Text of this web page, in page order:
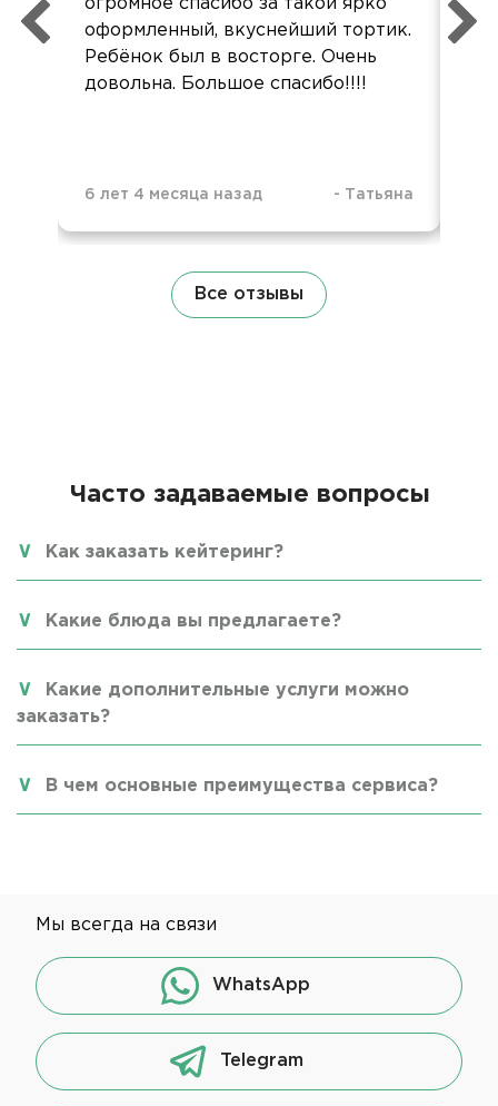
огромное спасибо за такой ярко
оформленный, вкуснейший тортик.
Ребёнок был в восторге. Очень
довольна. Большое спасибо!!!!
6 лет 4 месяца назад - Татьяна
Все отзывы
Часто задаваемые вопросы
Как заказать кейтеринг?
Какие блюда вы предлагаете?
Какие дополнительные услуги можно
заказать?
В чем основные преимущества сервиса?
Мы всегда на связи
WhatsApp
Telegram